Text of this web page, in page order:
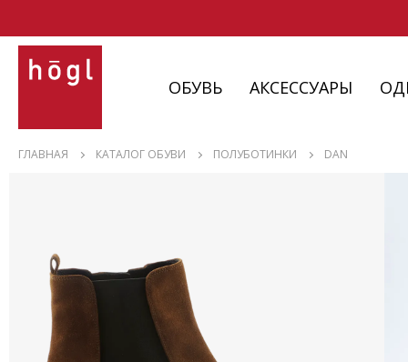
ОБУВЬ АКСЕССУАРЫ
ГЛАВНАЯ КАТАЛОГ ОБУВИ ПОЛУБОТИНКИ DAN